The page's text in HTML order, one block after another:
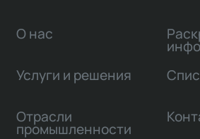
О нас
Услуги и решения
Отрасли
промышленности